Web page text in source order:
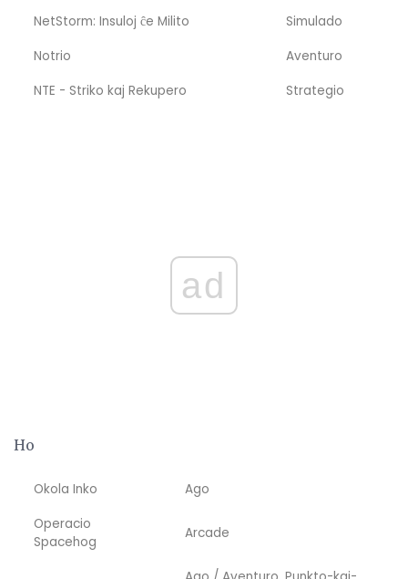
NetStorm: Insuloj ĉe Milito
Simulado
Notrio
Aventuro
NTE - Striko kaj Rekupero
Strategio
ad
Ho
Okola Inko
Ago
Operacio
Spacehog
Arcade